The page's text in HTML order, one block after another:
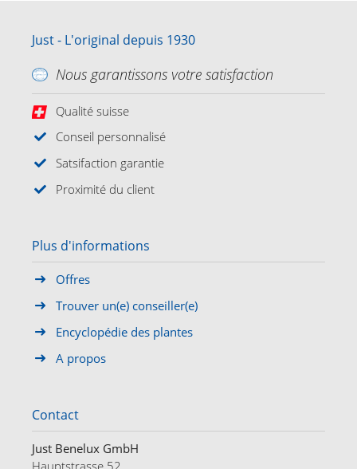
Just - L'original depuis 1930
Nous garantissons votre satisfaction
Qualité suisse
Conseil personnalisé
Satsifaction garantie
Proximité du client
Plus d'informations
Offres
Trouver un(e) conseiller(e)
Encyclopédie des plantes
A propos
Contact
Just Benelux GmbH
Hauptstrasse 52